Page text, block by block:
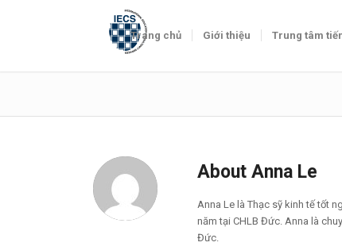
Trang chủ Giới thiệu Trung tâm
AboutAnna Le
Anna Le là Thạc sỹ kinh tế tốt
năm tại CHLB Đức. Anna là
Đức.